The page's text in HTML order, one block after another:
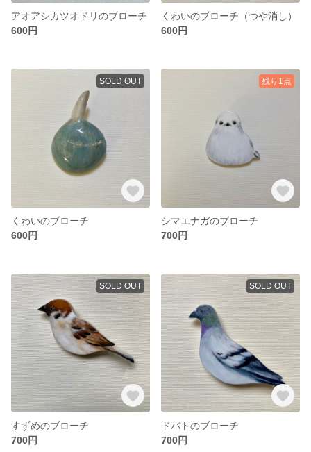
アオアシカツオドリのブローチ
600円
くわいのブローチ（つや消し）
600円
SOLD OUT
くわいのブローチ
600円
残り1点
シマエナガのブローチ
700円
SOLD OUT
すずめのブローチ
700円
SOLD OUT
ドバトのブローチ
700円